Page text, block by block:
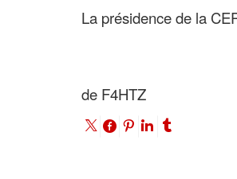
La présidence de la
de F4HTZ